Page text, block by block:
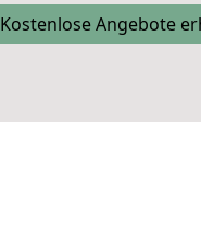
Kostenlose Angebote